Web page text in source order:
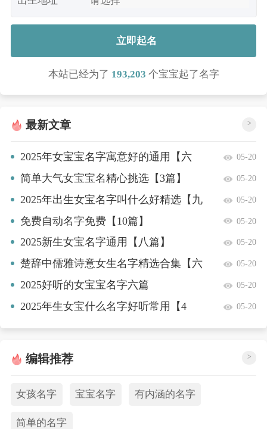
立即起名
本站已经为了 193,203 个宝宝起了名字
最新文章 >
2025年女宝宝名字寓意好的通用【六
篇】
05-20
简单大气女宝宝名精心挑选【3篇】 05-20
2025年出生女宝名字叫什么好精选【九
篇】
05-20
免费自动名字免费【10篇】 05-20
2025新生女宝名字通用【八篇】 05-20
楚辞中儒雅诗意女生名字精选合集【六
篇】
05-20
2025好听的女宝宝名字六篇 05-20
2025年生女宝什么名字好听常用【4
篇】
05-20
编辑推荐 >
女孩名字 宝宝名字 有内涵的名字
简单的名字